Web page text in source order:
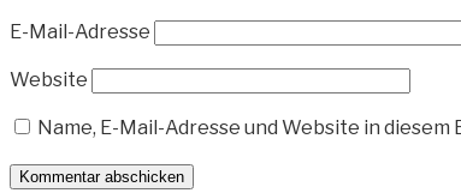
E-Mail-Adresse
Website
Name, E-Mail-Adresse und Website in